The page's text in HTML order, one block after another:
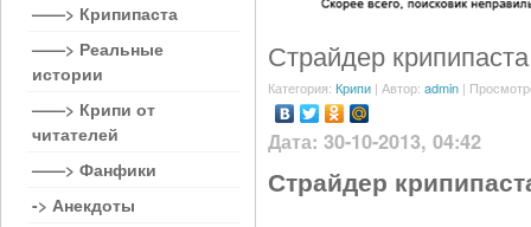
Страйдер крипипаста
Категория: Крипи | Автор: admin |
Дата: 30-10-2013, 04:42
Страйдер
——> Крипипаста
——> Реальные
истории
——> Крипи от
читателей
——> Фанфики
-> Анекдоты